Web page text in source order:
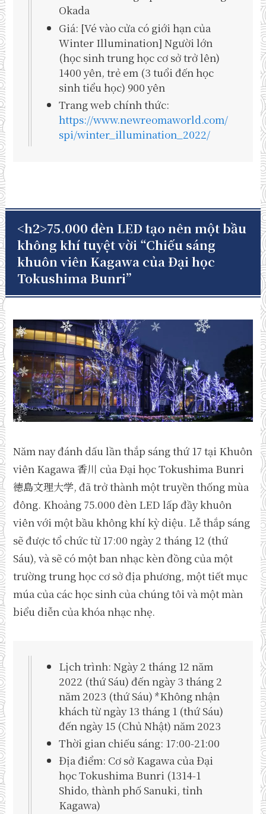
Okada
Giá: [Vé vào cửa có giới hạn của
Winter Illumination] Người lớn
(học sinh trung học cơ sở trở lên)
1400 yên, trẻ em (3 tuổi đến học
sinh tiểu học) 900 yên
Trang web chính thức:
https://www.newreomaworld.com/
spi/winter_illumination_2022/
<h2>75.000 đèn LED tạo nên một bầu
không khí tuyệt vời “Chiếu sáng
khuôn viên Kagawa của Đại học
Tokushima Bunri”
Năm nay đánh dấu lần thắp sáng thứ 17 tại Khuôn
viên Kagawa 香川 của Đại học Tokushima Bunri
徳島文理大学, đã trở thành một truyền thống mùa
đông. Khoảng 75.000 đèn LED lấp đầy khuôn
viên với một bầu không khí kỳ diệu. Lễ thắp sáng
sẽ được tổ chức từ 17:00 ngày 2 tháng 12 (thứ
Sáu), và sẽ có một ban nhạc kèn đồng của một
trường trung học cơ sở địa phương, một tiết mục
múa của các học sinh của chúng tôi và một màn
biểu diễn của khóa nhạc nhẹ.
Lịch trình: Ngày 2 tháng 12 năm
2022 (thứ Sáu) đến ngày 3 tháng 2
năm 2023 (thứ Sáu) *Không nhận
khách từ ngày 13 tháng 1 (thứ Sáu)
đến ngày 15 (Chủ Nhật) năm 2023
Thời gian chiếu sáng: 17:00-21:00
Địa điểm: Cơ sở Kagawa của Đại
học Tokushima Bunri (1314-1
Shido, thành phố Sanuki, tỉnh
Kagawa)